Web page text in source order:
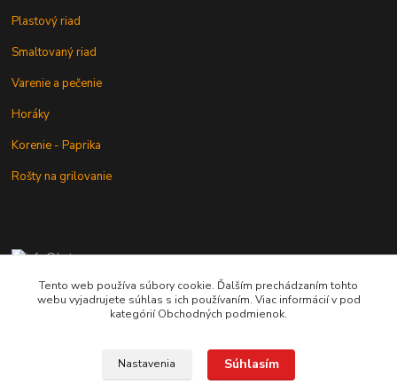
Plastový riad
Smaltovaný riad
Varenie a pečenie
Horáky
Korenie - Paprika
Rošty na grilovanie
+421 902 212 007
od 8:00 - do 16:00 hod
Tento web používa súbory cookie. Ďalším prechádzaním tohto
webu vyjadrujete súhlas s ich používaním. Viac informácií v pod
kategórií Obchodných podmienok.
Nastavenia Súhlasím